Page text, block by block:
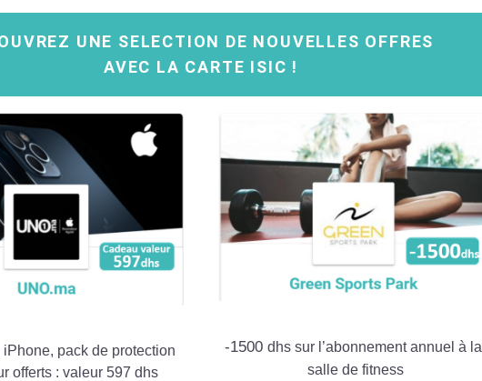
UNE SELECTION DE NOUVELLES OFFRES
AVEC LA CARTE ISIC !
pack de protection
offerts : valeur 597 dhs
-1500 dhs sur l’abonnement annuel à la
salle de fitness